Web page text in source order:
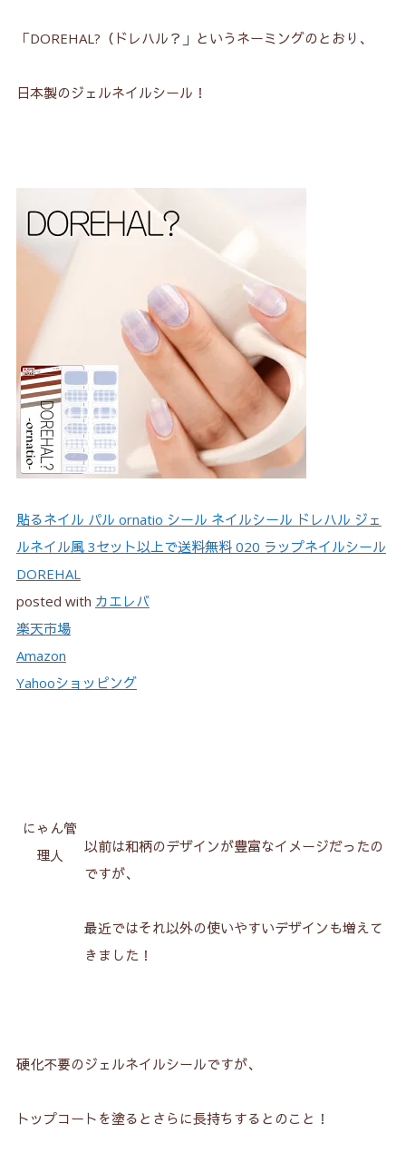
「DOREHAL?（ドレハル？」というネーミングのとおり、
日本製のジェルネイルシール！
貼るネイル パル ornatio シール ネイルシール ドレハル ジェ
ルネイル風 3セット以上で送料無料 020 ラップネイルシール
DOREHAL
posted with カエレバ
楽天市場
Amazon
Yahooショッピング
にゃん管
理人
以前は和柄のデザインが豊富なイメージだったの
ですが、
最近ではそれ以外の使いやすいデザインも増えて
きました！
硬化不要のジェルネイルシールですが、
トップコートを塗るとさらに長持ちするとのこと！